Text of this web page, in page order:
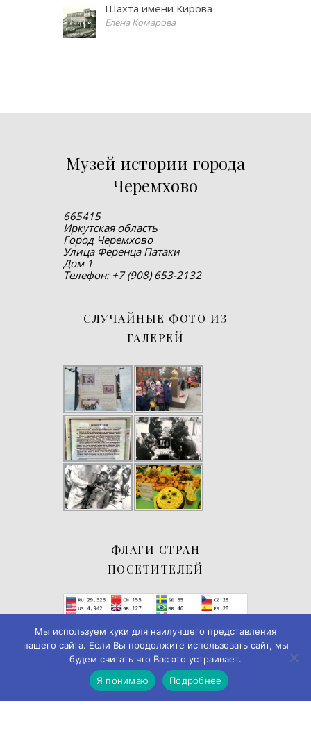
Шахта имени Кирова
Елена Комарова
Музей истории города
Черемхово
665415
Иркутская область
Город Черемхово
Улица Ференца Патаки
Дом 1
Телефон: +7 (908) 653-2132
СЛУЧАЙНЫЕ ФОТО ИЗ
ГАЛЕРЕЙ
ФЛАГИ СТРАН
ПОСЕТИТЕЛЕЙ
Мы используем куки для наилучшего представления
нашего сайта. Если Вы продолжите использовать сайт, мы
будем считать что Вас это устраивает.
Я понимаю
Подробнее